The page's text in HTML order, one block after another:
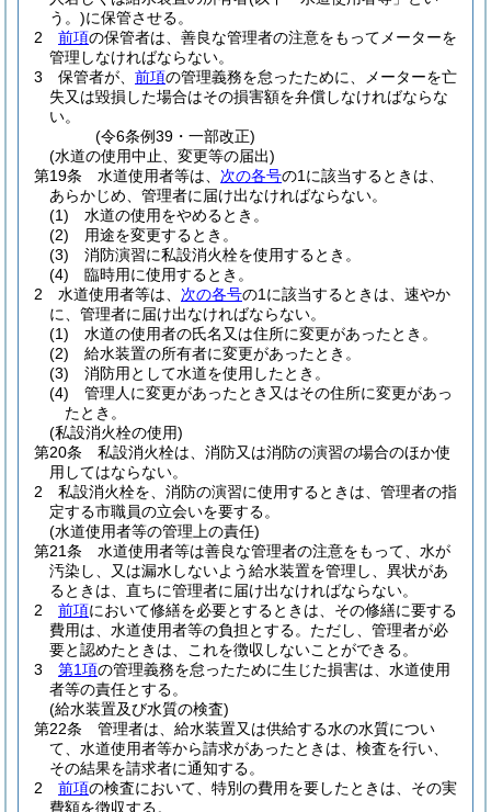
う。)に保管させる。
2
前項の保管者は、善良な管理者の注意をもってメーターを
管理しなければならない。
3
保管者が、 前項の管理義務を怠ったために、メーターを亡
失又は毀損した場合はその損害額を弁償しなければならな
い。
(令6条例39・一部改正)
(水道の使用中止、変更等の届出)
第19条
水道使用者等は、 次の各号の1に該当するときは、
あらかじめ、管理者に届け出なければならない。
(1)
水道の使用をやめるとき。
(2)
用途を変更するとき。
(3)
消防演習に私設消火栓を使用するとき。
(4)
臨時用に使用するとき。
2
水道使用者等は、 次の各号の1に該当するときは、速やか
に、管理者に届け出なければならない。
(1)
水道の使用者の氏名又は住所に変更があったとき。
(2)
給水装置の所有者に変更があったとき。
(3)
消防用として水道を使用したとき。
(4)
管理人に変更があったとき又はその住所に変更があっ
たとき。
(私設消火栓の使用)
第20条
私設消火栓は、消防又は消防の演習の場合のほか使
用してはならない。
2
私設消火栓を、消防の演習に使用するときは、管理者の指
定する市職員の立会いを要する。
(水道使用者等の管理上の責任)
第21条
水道使用者等は善良な管理者の注意をもって、水が
汚染し、又は漏水しないよう給水装置を管理し、異状があ
るときは、直ちに管理者に届け出なければならない。
2
前項において修繕を必要とするときは、その修繕に要する
費用は、水道使用者等の負担とする。 ただし、管理者が必
要と認めたときは、これを徴収しないことができる。
3
第1項の管理義務を怠ったために生じた損害は、水道使用
者等の責任とする。
(給水装置及び水質の検査)
第22条
管理者は、給水装置又は供給する水の水質につい
て、水道使用者等から請求があったときは、検査を行い、
その結果を請求者に通知する。
2
前項の検査において、特別の費用を要したときは、その実
費額を徴収する。